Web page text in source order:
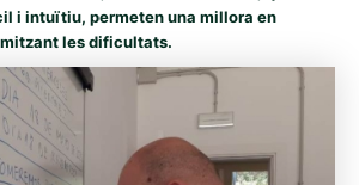
i intuïtiu, permeten una millora en
les dificultats.